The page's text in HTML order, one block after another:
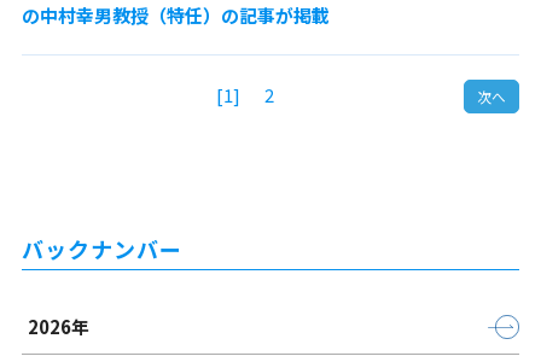
の中村幸男教授（特任）の記事が掲載
[1] 2 次へ
バックナンバー
2026年